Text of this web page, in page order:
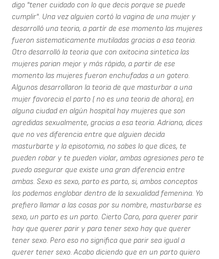
digo "tener cuidado con lo que decis porque se puede
cumplir". Una vez alguien cortó la vagina de una mujer y
desarrolló una teoria, a partír de ese momento las mujeres
fueron sistematicamente mutiladas gracias a esa teoria.
Otro desarrolló la teoria que con oxitocina sintetica las
mujeres parian mejor y más rápido, a partir de ese
momento las mujeres fueron enchufadas a un gotero.
Algunos desarrollaron la teoria de que masturbar a una
mujer favorecia el parto ( no es una teoria de ahora), en
alguna ciudad en algún hospital hay mujeres que son
agredidas sexualmente, gracias a esa teoria. Adriana, dices
que no ves diferencia entre que alguien decida
masturbarte y la episotomia, no sabes lo que dices, te
pueden robar y te pueden violar, ambas agresiones pero te
puedo asegurar que existe una gran diferencia entre
ambas. Sexo es sexo, parto es parto, si, ambos conceptos
los podemos englobar dentro de la sexualidad femenina. Yo
prefiero llamar a las cosas por su nombre, masturbarse es
sexo, un parto es un parto. Cierto Caro, para querer parir
hay que querer parir y para tener sexo hay que querer
tener sexo. Pero eso no significa que parir sea igual a
querer tener sexo. Acabo diciendo que en un parto quiero